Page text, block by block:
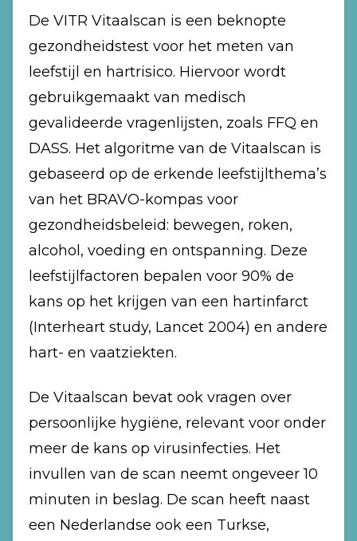
De VITR Vitaalscan is een beknopte
gezondheidstest voor het meten van
leefstijl en hartrisico. Hiervoor wordt
gebruikgemaakt van medisch
gevalideerde vragenlijsten, zoals FFQ en
DASS. Het algoritme van de Vitaalscan is
gebaseerd op de erkende leefstijlthema’s
van het BRAVO-kompas voor
gezondheidsbeleid: bewegen, roken,
alcohol, voeding en ontspanning. Deze
leefstijlfactoren bepalen voor 90% de
kans op het krijgen van een hartinfarct
(Interheart study, Lancet 2004) en andere
hart- en vaatziekten.
De Vitaalscan bevat ook vragen over
persoonlijke hygiëne, relevant voor onder
meer de kans op virusinfecties. Het
invullen van de scan neemt ongeveer 10
minuten in beslag. De scan heeft naast
een Nederlandse ook een Turkse,